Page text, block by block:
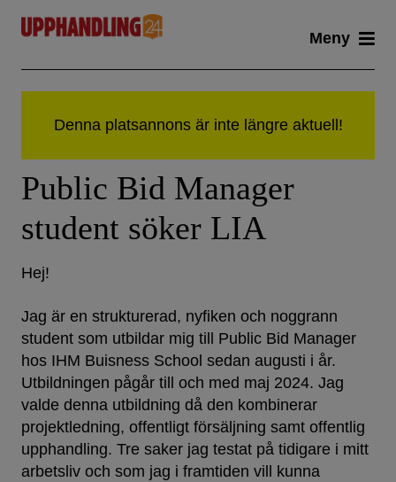
content
Meny
Public Bid Manager
student söker LIA
Hej!
Jag är en strukturerad, nyfiken och noggrann
student som utbildar mig till Public Bid Manager
hos IHM Buisness School sedan augusti i år.
Utbildningen pågår till och med maj 2024. Jag
valde denna utbildning då den kombinerar
projektledning, offentligt försäljning samt offentlig
upphandling. Tre saker jag testat på tidigare i mitt
arbetsliv och som jag i framtiden vill kunna